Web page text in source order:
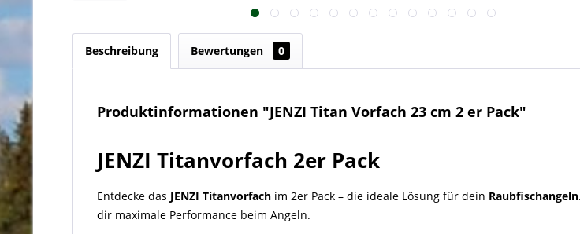
Beschreibung Bewertungen 0
Produktinformationen "JENZI Titan Vorfach 23 cm 2 er Pack"
JENZI Titanvorfach 2er Pack
Entdecke das JENZI Titanvorfach im 2er Pack – die ideale Lösung für dein Raubfischangeln
dir maximale Performance beim Angeln.